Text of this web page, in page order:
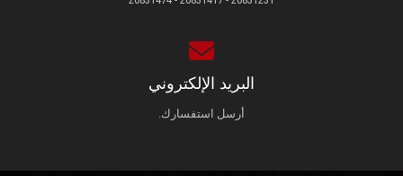
البريد الإلكتروني
أرسل استفسارك.